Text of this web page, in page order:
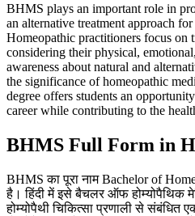
BHMS plays an important role in
an alternative treatment approach
Homeopathic practitioners focus on
considering their physical,
awareness about natural and
the significance of homeopathic
degree offers students an
career while contributing to the
BHMS Full Form in
BHMS का पूरा नाम Bachelor of
है। हिंदी में इसे बैचलर ऑफ होम्योपैथिक
होम्योपैथी चिकित्सा प्रणाली से संबंधित